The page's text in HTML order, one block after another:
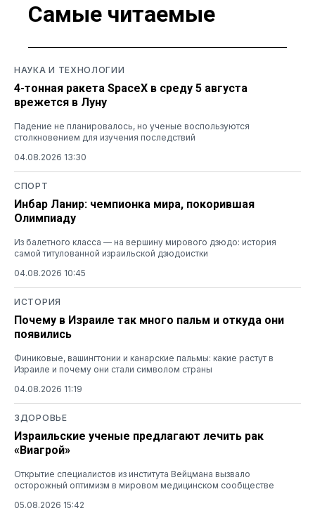
Самые читаемые
НАУКА И ТЕХНОЛОГИИ
4-тонная ракета SpaceX в среду 5 августа
врежется в Луну
Падение не планировалось, но ученые воспользуются
столкновением для изучения последствий
04.08.2026 13:30
СПОРТ
Инбар Ланир: чемпионка мира, покорившая
Олимпиаду
Из балетного класса — на вершину мирового дзюдо: история
самой титулованной израильской дзюдоистки
04.08.2026 10:45
ИСТОРИЯ
Почему в Израиле так много пальм и откуда они
появились
Финиковые, вашингтонии и канарские пальмы: какие растут в
Израиле и почему они стали символом страны
04.08.2026 11:19
ЗДОРОВЬЕ
Израильские ученые предлагают лечить рак
«Виагрой»
Открытие специалистов из института Вейцмана вызвало
осторожный оптимизм в мировом медицинском сообществе
05.08.2026 15:42